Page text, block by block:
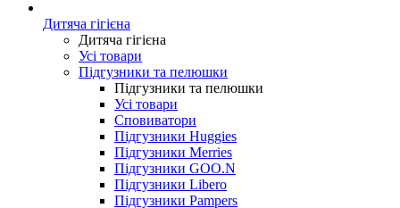
Дитяча гігієна
Дитяча гігієна
Усі товари
Підгузники та пелюшки
Підгузники та пелюшки
Усі товари
Сповиватори
Підгузники Huggies
Підгузники Merries
Підгузники GOO.N
Підгузники Libero
Підгузники Pampers